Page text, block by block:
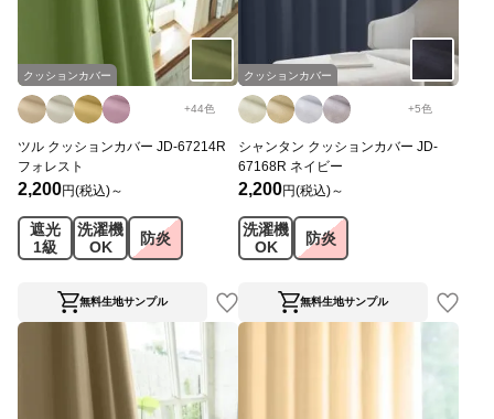
クッションカバー
+44色
ツル クッションカバー JD-67214R
フォレスト
2,200円(税込)～
遮光
1級
洗濯機
OK
防炎
無料生地サンプル
クッションカバー
+5色
シャンタン クッションカバー JD-
67168R ネイビー
2,200円(税込)～
洗濯機
OK
防炎
無料生地サンプル